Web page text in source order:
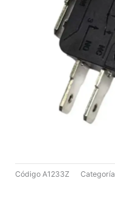
Código A1233Z Categoría